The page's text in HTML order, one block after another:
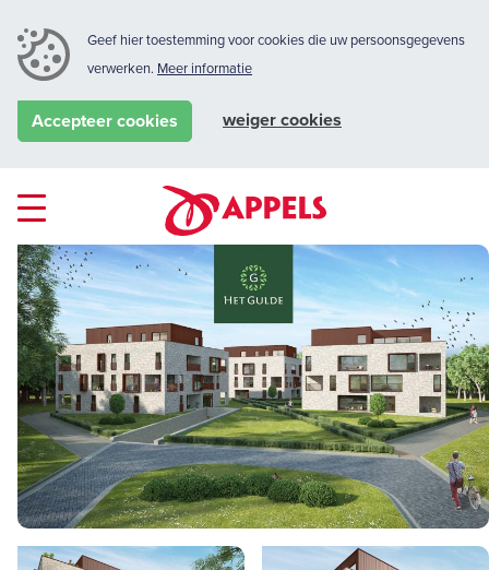
Geef hier toestemming voor cookies die uw persoonsgegevens
verwerken. Meer informatie
Accepteer cookies weiger cookies